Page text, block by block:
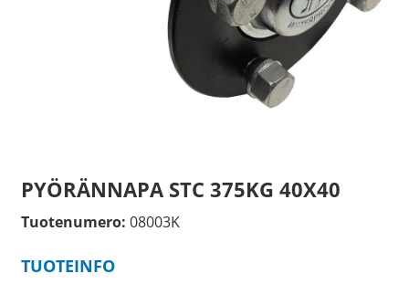
PYÖRÄNNAPA STC 375KG 40X40
Tuotenumero: 08003K
TUOTEINFO